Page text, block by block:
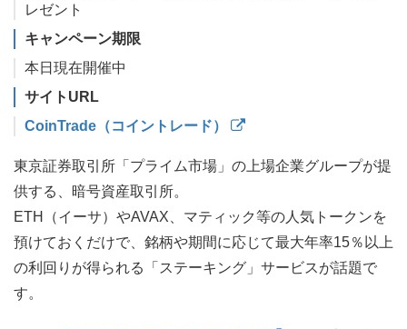
レゼント
キャンペーン期限
本日現在開催中
サイトURL
CoinTrade（コイントレード）
東京証券取引所「プライム市場」の上場企業グループが提
供する、暗号資産取引所。
ETH（イーサ）やAVAX、マティック等の人気トークンを
預けておくだけで、銘柄や期間に応じて最大年率15％以上
の利回りが得られる「ステーキング」サービスが話題で
す。